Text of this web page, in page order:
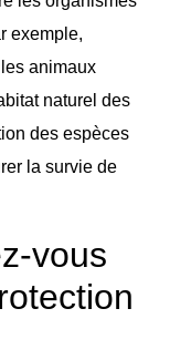
exemple,
animaux
naturel des
des espèces
la survie de
vous